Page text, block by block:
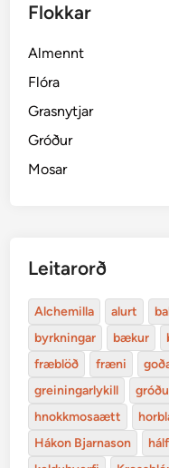
Flokkar
Almennt
Flóra
Grasnytjar
Gróður
Mosar
Leitarorð
Alchemilla alurt
byrkningar
bækur
fræblöð
fræni
greiningarlykill
hnokkmosaætt
Hákon Bjarnason